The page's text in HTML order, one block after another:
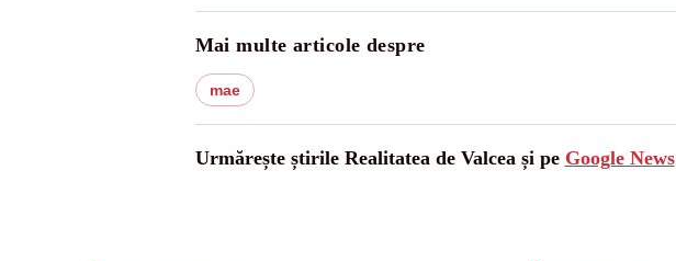
Mai multe articole despre
mae
Urmărește știrile Realitatea de Valcea și pe Google News